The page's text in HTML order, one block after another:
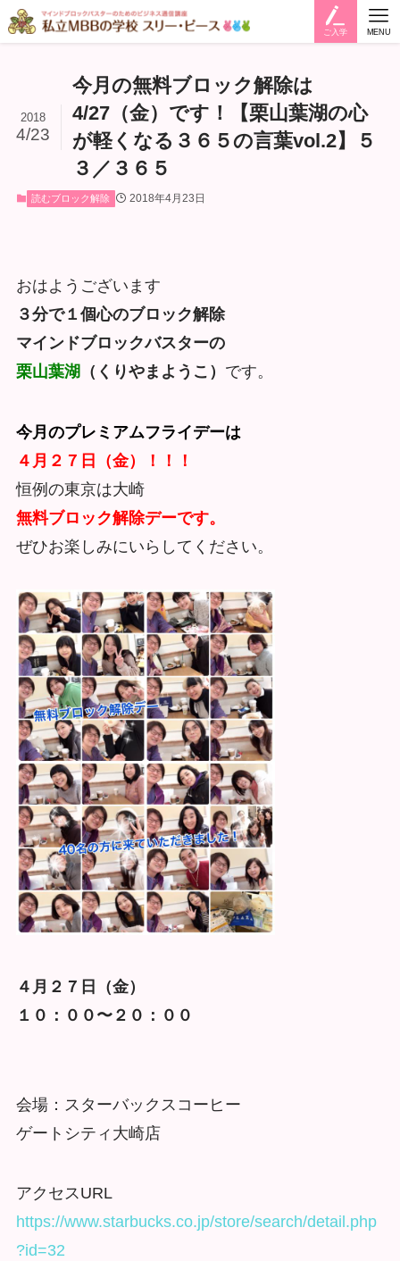
ご入学 MENU
今月の無料ブロック解除は
4/27（金）です！【栗山葉湖の心
が軽くなる３６５の言葉vol.2】５
３／３６５
2018
4/23
読むブロック解除 2018年4月23日
おはようございます
３分で１個心のブロック解除
マインドブロックバスターの
栗山葉湖 （くりやまようこ） です。
今月のプレミアムフライデーは
４月２７日（金）！！！
恒例の東京は大崎
無料ブロック解除デーです。
ぜひお楽しみにいらしてください。
４月２７日（金）
１０：００〜２０：００
会場：スターバックスコーヒー
ゲートシティ大崎店
アクセスURL
https://www.starbucks.co.jp/store/search/detail.php
?id=32